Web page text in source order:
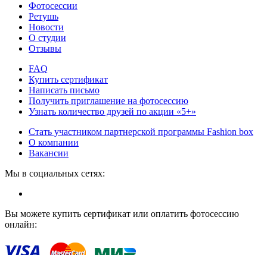
Фотосессии
Ретушь
Новости
О студии
Отзывы
FAQ
Купить сертификат
Написать письмо
Получить приглашение на фотосессию
Узнать количество друзей по акции «5+»
Стать участником партнерской программы Fashion box
О компании
Вакансии
Мы в социальных сетях:
Вы можете купить сертификат или оплатить фотосессию
онлайн: